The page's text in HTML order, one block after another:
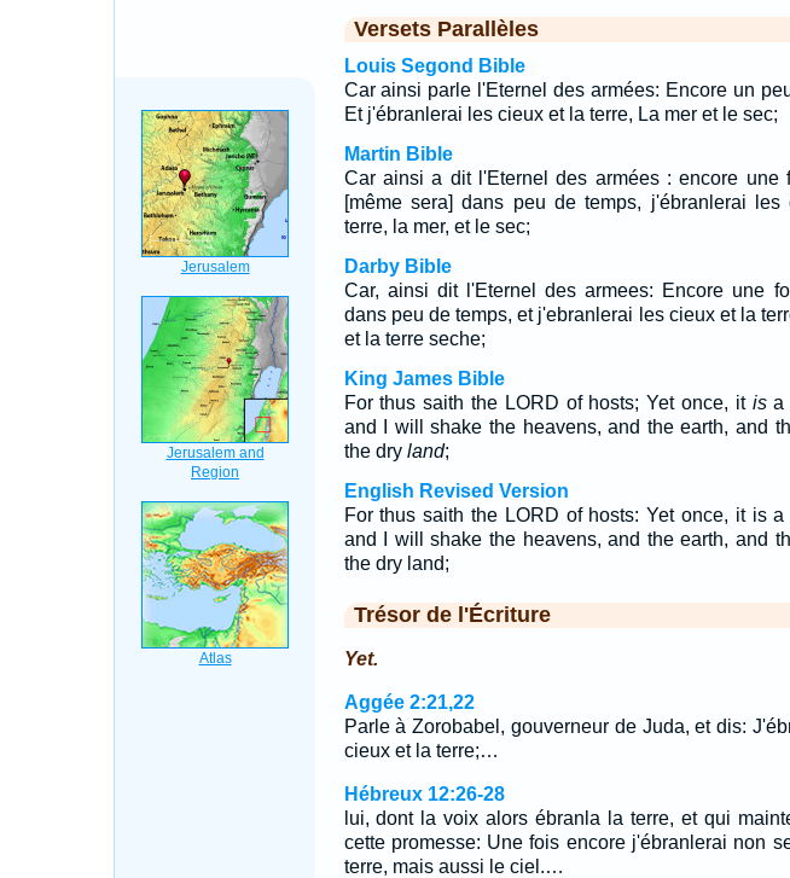
Versets Parallèles
Louis Segond Bible
Car ainsi parle l'Eternel des armées: Encore un
Et j'ébranlerai les cieux et la terre, La mer et le sec;
Martin Bible
Car ainsi a dit l'Eternel des armées : encore une
[même sera] dans peu de temps, j'ébranlerai
terre, la mer, et le sec;
Darby Bible
Car, ainsi dit l'Eternel des armees: Encore une
dans peu de temps, et j'ebranlerai les cieux et la
et la terre seche;
King James Bible
For thus saith the LORD of hosts; Yet once, it isa
and I will shake the heavens, and the earth, and
the dry land;
English Revised Version
For thus saith the LORD of hosts: Yet once, it is
and I will shake the heavens, and the earth, and
the dry land;
Trésor de l'Écriture
Yet.
Aggée 2:21,22
Parle à Zorobabel, gouverneur de Juda, et dis:
cieux et la terre;…
Hébreux 12:26-28
lui, dont la voix alors ébranla la terre, et qui
cette promesse: Une fois encore j'ébranlerai non
terre, mais aussi le ciel.…